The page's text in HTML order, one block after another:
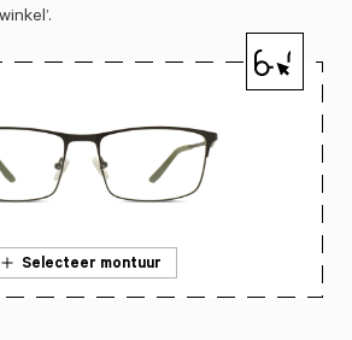
Selecteer montuur